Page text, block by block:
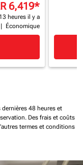
6,419*
heures il y a
Économique
de cmp-pagination-
48 heures et
Des frais et coûts
termes et conditions